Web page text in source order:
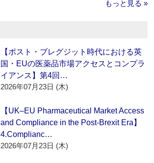
もっと見る »
【ポスト・ブレグジット時代における英
国・EUの医薬品市場アクセスとコンプラ
イアンス】第4回…
2026年07月23日 (木)
【UK–EU Pharmaceutical Market Access
and Compliance in the Post-Brexit Era】
4.Complianc…
2026年07月23日 (木)